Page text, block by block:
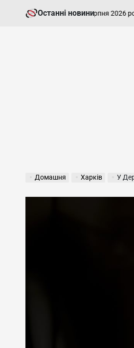
Останні новини
погода в Харкові 7 серпня 2026 року
on
Домашня Харків У